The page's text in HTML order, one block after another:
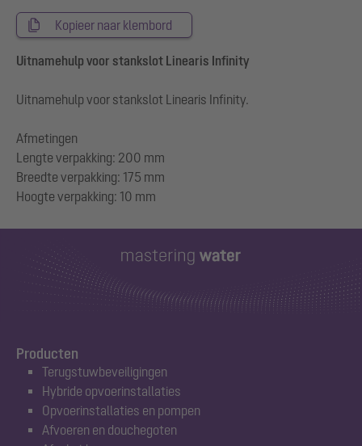
Kopieer naar klembord
Uitnamehulp voor stankslot Linearis Infinity
Uitnamehulp voor stankslot Linearis Infinity.
Afmetingen
Lengte verpakking: 200 mm
Breedte verpakking: 175 mm
Producten
Terugstuwbeveiligingen
Hybride opvoerinstallaties
Opvoerinstallaties en pompen
Afvoeren en douchegoten